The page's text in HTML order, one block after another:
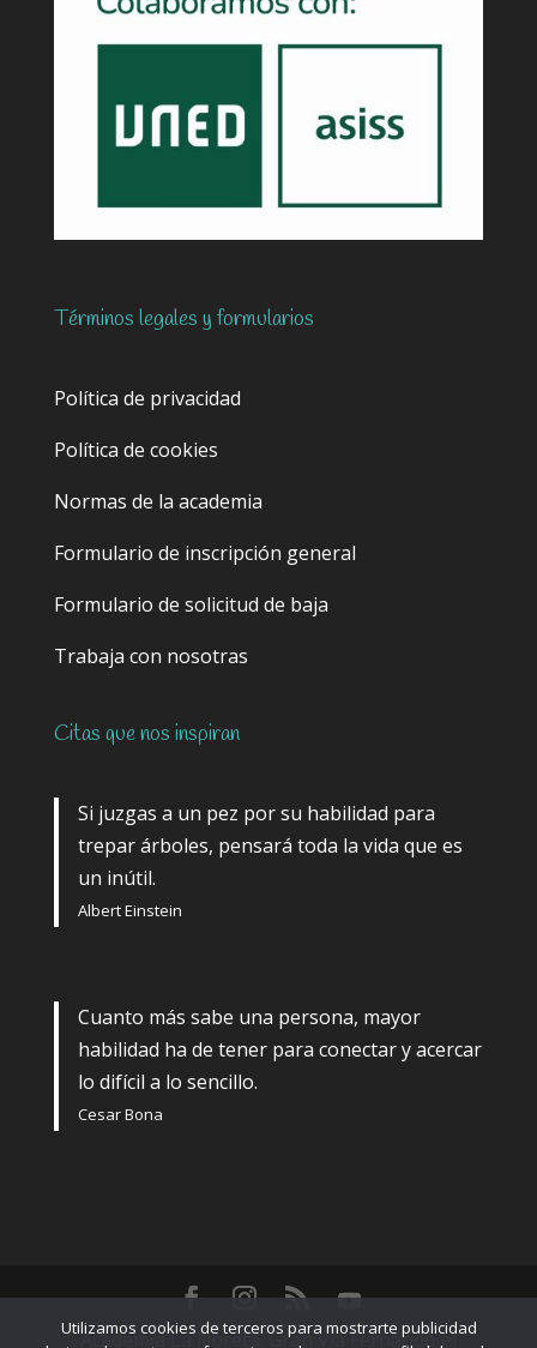
Términos legales y formularios
Política de privacidad
Política de cookies
Normas de la academia
Formulario de inscripción general
Formulario de solicitud de baja
Trabaja con nosotras
Citas que nos inspiran
Si juzgas a un pez por su habilidad para
trepar árboles, pensará toda la vida que es
un inútil.
Albert Einstein
Cuanto más sabe una persona, mayor
habilidad ha de tener para conectar y acercar
lo difícil a lo sencillo.
Cesar Bona
Academia La llibreta. Gran Vía Fernando el
Utilizamos cookies de terceros para mostrarte publicidad